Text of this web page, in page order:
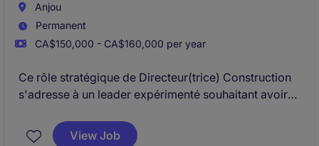
Anjou
Permanent
CA$150,000 - CA$160,000 per year
Ce rôle stratégique de Directeur(trice) Construction
s'adresse à un leader expérimenté souhaitant avoir
la réussite de projets majeurs.
View Job